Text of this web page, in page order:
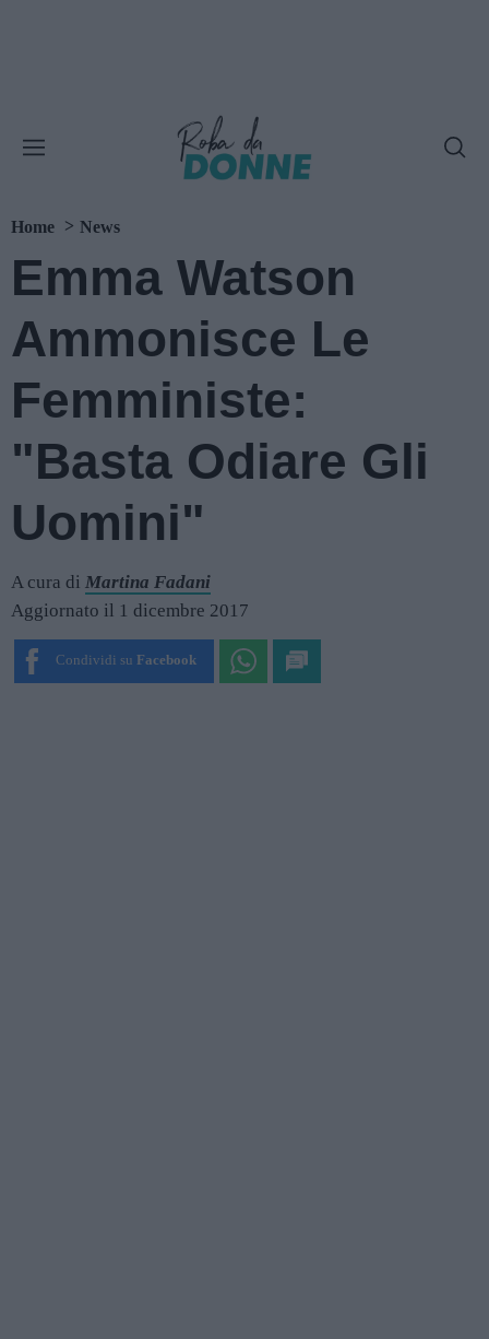
Home News
Emma Watson
Ammonisce Le
Femministe:
"Basta Odiare Gli
Uomini"
A cura di Martina Fadani
Aggiornato il 1 dicembre 2017
Condividi su Facebook